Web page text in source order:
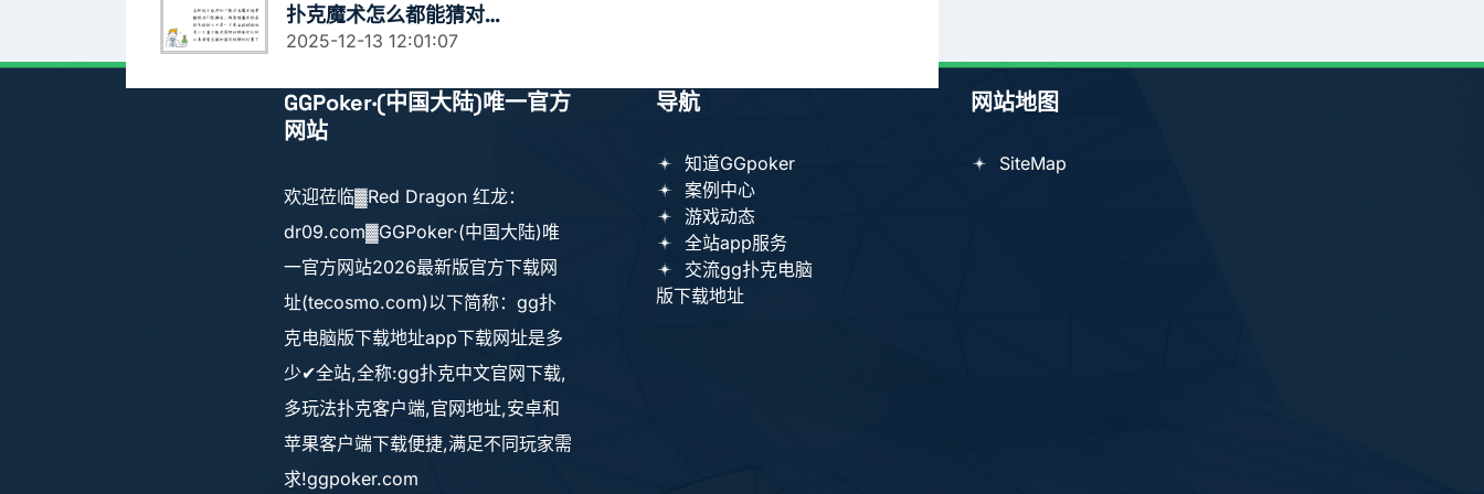
扑克魔术怎么都能猜对数
字
2025-12-13 12:01:07
GGPoker·(中国大陆)唯一官方
网站
欢迎莅临▓Red Dragon 红龙：
dr09.com▓GGPoker·(中国大陆)唯
一官方网站2026最新版官方下载网
址(tecosmo.com)以下简称：gg扑
克电脑版下载地址app下载网址是多
少✔全站,全称:gg扑克中文官网下载,
多玩法扑克客户端,官网地址,安卓和
苹果客户端下载便捷,满足不同玩家需
求!ggpoker.com
导航
知道GGpoker
案例中心
游戏动态
全站app服务
交流gg扑克电脑
版下载地址
网站地图
SiteMap